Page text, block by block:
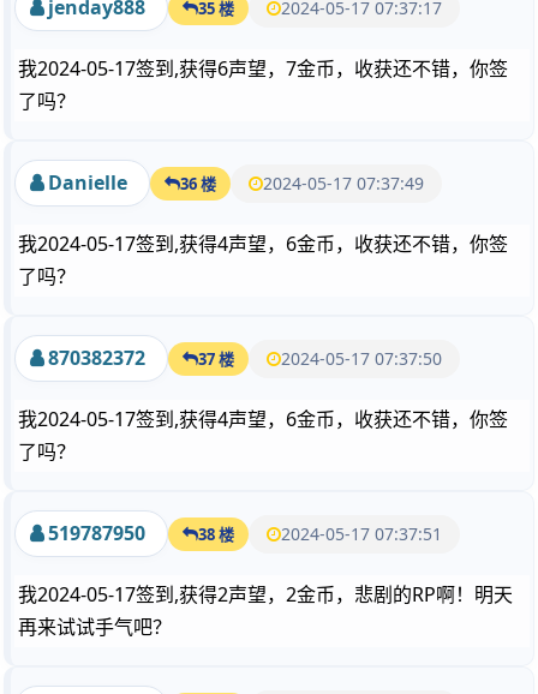
jenday888 35 楼 2024-05-17 07:37:17
我2024-05-17签到,获得6声望，7金币，收获还不错，你签
了吗？
Danielle 36 楼 2024-05-17 07:37:49
我2024-05-17签到,获得4声望，6金币，收获还不错，你签
了吗？
870382372 37 楼 2024-05-17 07:37:50
我2024-05-17签到,获得4声望，6金币，收获还不错，你签
了吗？
519787950 38 楼 2024-05-17 07:37:51
我2024-05-17签到,获得2声望，2金币，悲剧的RP啊！明天
再来试试手气吧？